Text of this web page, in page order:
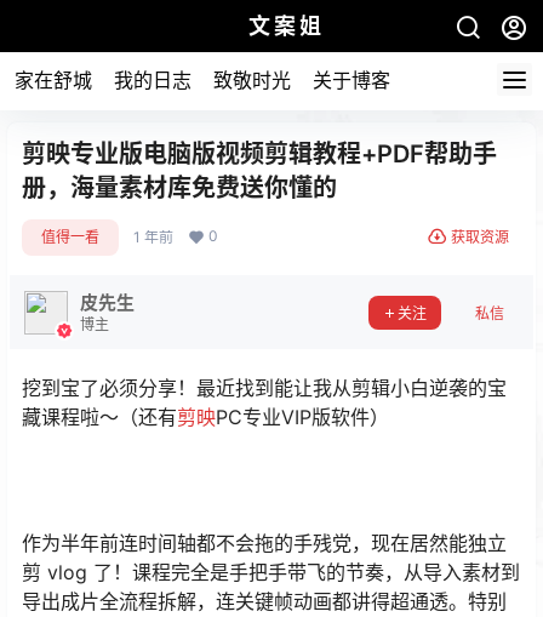
文案姐
家在舒城 我的日志 致敬时光 关于博客
剪映专业版电脑版视频剪辑教程+PDF帮助手
册，海量素材库免费送你懂的
值得一看 1 年前 0 获取资源
皮先生
博主
关注 私信
挖到宝了必须分享！最近找到能让我从剪辑小白逆袭的宝
藏课程啦～（还有剪映PC专业VIP版软件）
作为半年前连时间轴都不会拖的手残党，现在居然能独立
剪 vlog 了！课程完全是手把手带飞的节奏，从导入素材到
导出成片全流程拆解，连关键帧动画都讲得超通透。特别